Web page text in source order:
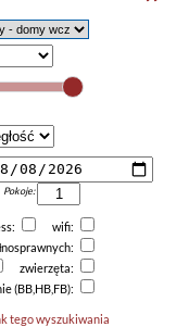
Pokoje:
wifi:
zwierzęta:
(BB,HB,FB):
tego wyszukiwania